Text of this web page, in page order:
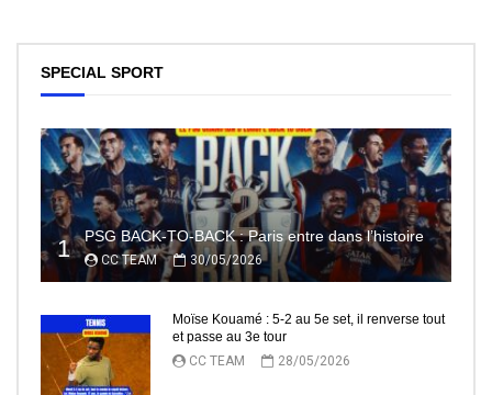
SPECIAL SPORT
1 PSG BACK-TO-BACK : Paris entre dans l’histoire
CC TEAM 30/05/2026
Moïse Kouamé : 5-2 au 5e set, il renverse tout
et passe au 3e tour
CC TEAM
28/05/2026